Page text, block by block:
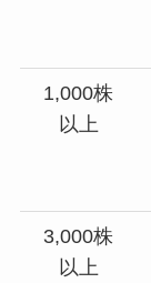
1,000株
以上
3,000株
以上